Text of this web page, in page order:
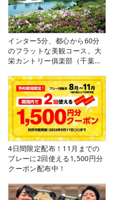
インター5分、都心から60分
のフラットな美観コース。大
栄カントリー俱楽部（千葉
4日間限定配布！11月までの
プレーに2回使える1,500円分
クーポン配布中！